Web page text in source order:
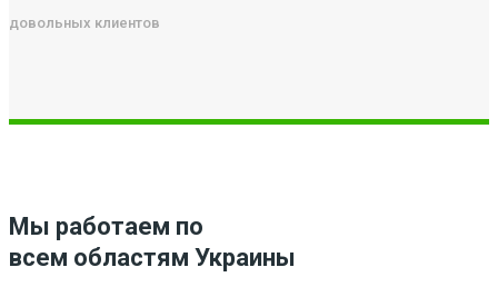
довольных клиентов
Мы работаем по
всем областям Украины